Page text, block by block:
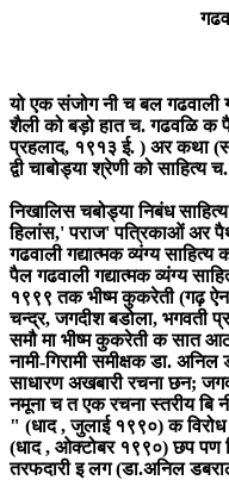
गढवाळी गद्य
यो एक संजोग नी च बल गढवाली
शैली को बड़ो हात च. गढवळि क
प्रहलाद, १९१३ ई. ) अर कथा
द्वी चाबोड्या श्रेणी को साहित्य च.
निखालिस चबोड्या निबंध
हिलांस,' पराज' पत्रिकाओं अर
गढवाली गद्यात्मक व्यंग्य
पैल गढवाली गद्यात्मक व्यंग्य
१९९९ तक भीष्म कुकरेती (गढ़
चन्द्र, जगदीश बडोला, भगवती
समौ मा भीष्म कुकरेती क सात आठ
नामी-गिरामी समीक्षक डा.
साधारण अखबारी रचना छन;
नमूना च त एक रचना स्तरीय बि
" (धाद , जुलाई १९९०) क विरोध
(धाद , ओक्टोबर १९९०) छप पण
तरफदारी इ लग (डा.अनिल